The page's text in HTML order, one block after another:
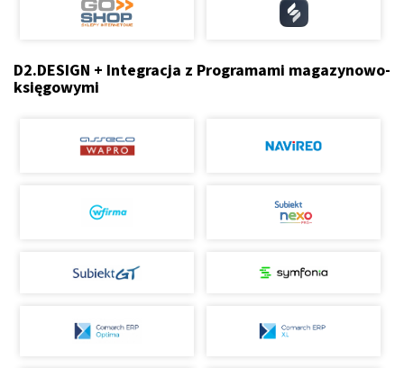
D2.DESIGN + Integracja z Programami magazynowo-
księgowymi